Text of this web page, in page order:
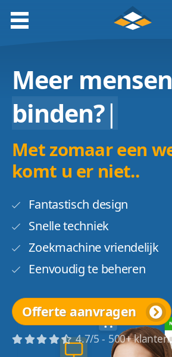
Meer mensen
binden?|
Met zomaar een
komt u er niet..
Fantastisch design
Snelle techniek
Zoekmachine vriendelijk
Eenvoudig te beheren
Offerte aanvragen
4.7/5 - 500+ klanten